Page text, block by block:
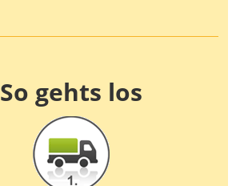
So gehts los